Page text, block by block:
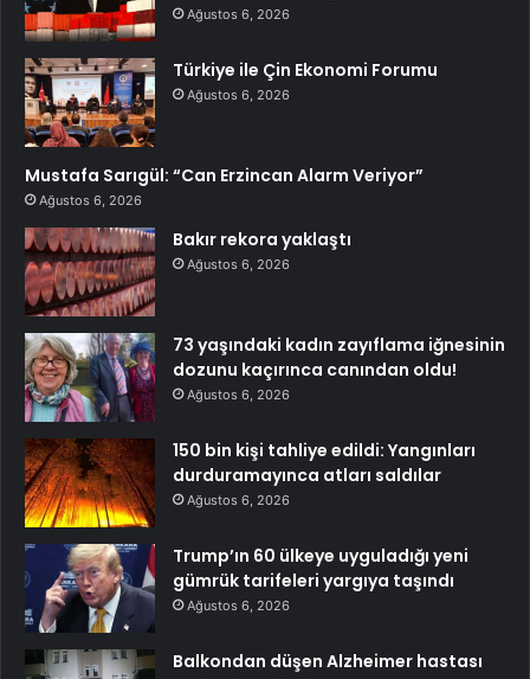
Ağustos 6, 2026
Türkiye ile Çin Ekonomi Forumu
Ağustos 6, 2026
Mustafa Sarıgül: “Can Erzincan Alarm Veriyor”
Ağustos 6, 2026
Bakır rekora yaklaştı
Ağustos 6, 2026
73 yaşındaki kadın zayıflama iğnesinin
dozunu kaçırınca canından oldu!
Ağustos 6, 2026
150 bin kişi tahliye edildi: Yangınları
durduramayınca atları saldılar
Ağustos 6, 2026
Trump’ın 60 ülkeye uyguladığı yeni
gümrük tarifeleri yargıya taşındı
Ağustos 6, 2026
Balkondan düşen Alzheimer hastası